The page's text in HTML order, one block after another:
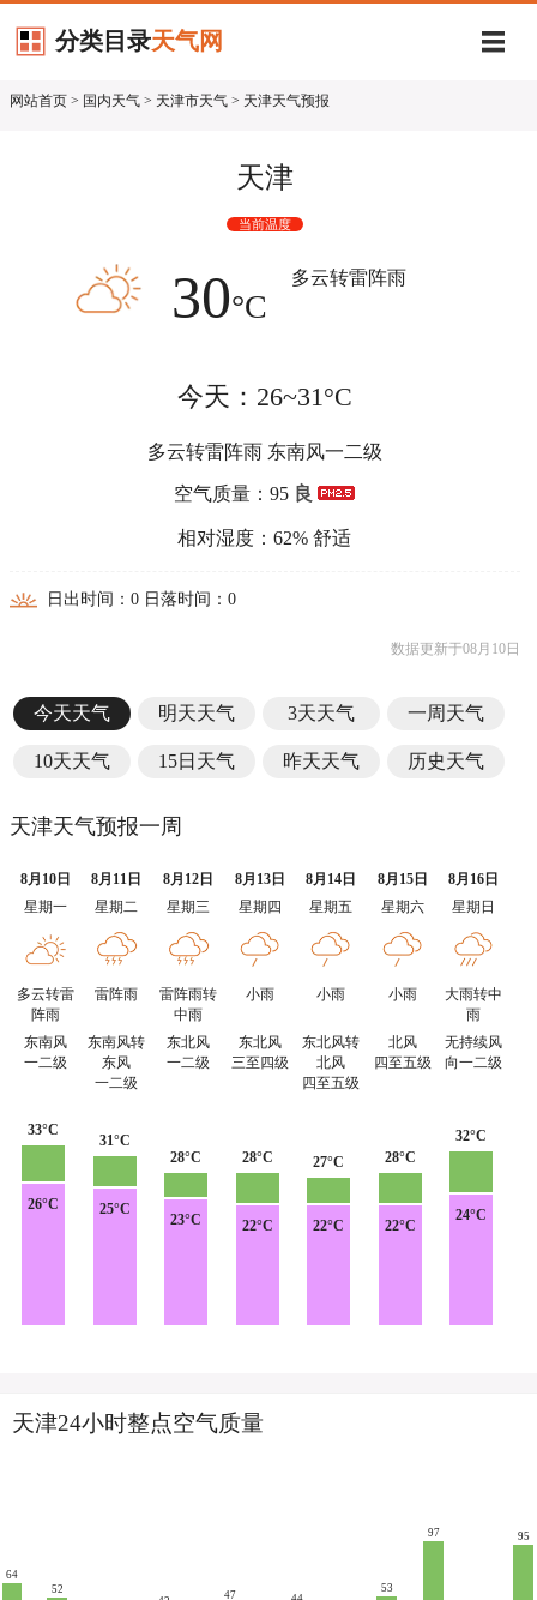
分类目录天气网
网站首页 > 国内天气 > 天津市天气 > 天津天气预报
天津
当前温度
30°C
多云转雷阵雨
今天：26~31°C
多云转雷阵雨 东南风一二级
空气质量：95 良
相对湿度：62% 舒适
日出时间：0 日落时间：0
数据更新于08月10日
今天天气 明天天气 3天天气 一周天气
10天天气 15日天气 昨天天气 历史天气
天津天气预报一周
8月10日 8月11日 8月12日 8月13日 8月14日 8月15日
8月16日
星期一
星期二 星期三 星期四 星期五 星期六 星期日
多云转雷
阵雨
雷阵雨
雷阵雨转
中雨
小雨 小雨 小雨
大雨转中
雨
东南风
一二级
东南风转
东风
一二级
东北风
一二级
东北风
三至四级
东北风转
北风
四至五级
北风
四至五级
无持续风
向一二级
33°C
26°C
31°C
25°C
28°C
23°C
28°C
22°C
27°C
22°C
28°C
22°C
32°C
24°C
天津24小时整点空气质量
64
52 47
53
97 95